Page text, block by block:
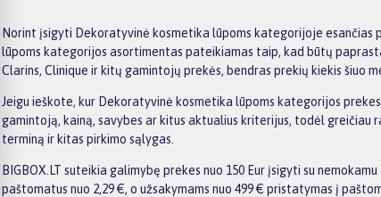
Norint įsigyti Dekoratyvinė kosmetika lūpoms kategorijoje esančias
lūpoms kategorijos asortimentas pateikiamas taip, kad būtų
Clarins, Clinique ir kitų gamintojų prekės, bendras prekių kiekis šiuo
Jeigu ieškote, kur Dekoratyvinė kosmetika lūpoms kategorijos
gamintoją, kainą, savybes ar kitus aktualius kriterijus, todėl
terminą ir kitas pirkimo sąlygas.
BIGBOX.LT suteikia galimybę prekes nuo 150 Eur įsigyti su
paštomatus nuo 2,29 €, o užsakymams nuo 499 € pristatymas į